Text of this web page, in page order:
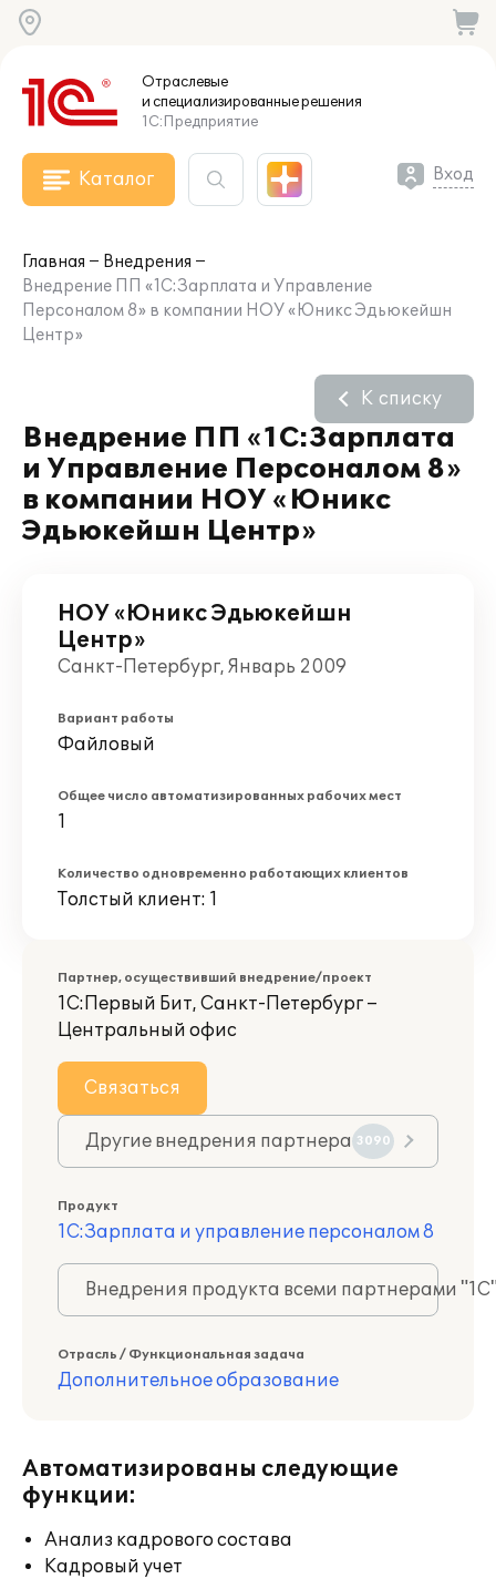
Отраслевые
и специализированныерешения
1С:Предприятие
Каталог Вход
Главная
Внедрения
Внедрение ПП «1С:Зарплата и Управление
Персоналом 8» в компании НОУ «Юникс Эдьюкейшн
Центр»
Внедрение ПП «1С:Зарплата
и Управление Персоналом 8»
в компании НОУ «Юникс
Эдьюкейшн Центр»
К списку
НОУ «Юникс Эдьюкейшн
Центр»
Санкт-Петербург, Январь 2009
Вариант работы
Файловый
Общее число автоматизированных рабочих мест
1
Количество одновременно работающих клиентов
Толстый клиент: 1
Партнер, осуществивший внедрение/проект
1С:Первый Бит, Санкт-Петербург –
Центральный офис
Связаться
Другие внедрения партнера 3090
Продукт
1С:Зарплата и управление персоналом 8
Внедрения продукта всеми партнерами
Отрасль / Функциональная задача
Дополнительное образование
Автоматизированы следующие
функции:
Анализ кадрового состава
Кадровый учет